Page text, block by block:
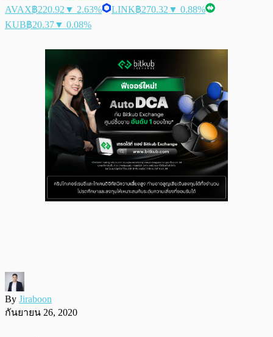
AVAX฿220.92 ▼ 2.63% LINK฿270.32 ▼ 0.88%
KUB฿20.37▼ 0.08%
By Jiraboon
กันยายน 26, 2020